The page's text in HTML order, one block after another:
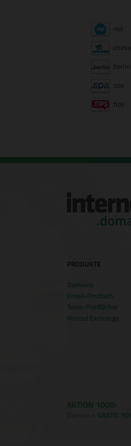
.nyc
.berlin
.spa
.tips
PRODUKTE
Domains
Email-Postfach
Team-Postfächer
Hosted Exchange
AKTION 1000:
Domain + GRATIS